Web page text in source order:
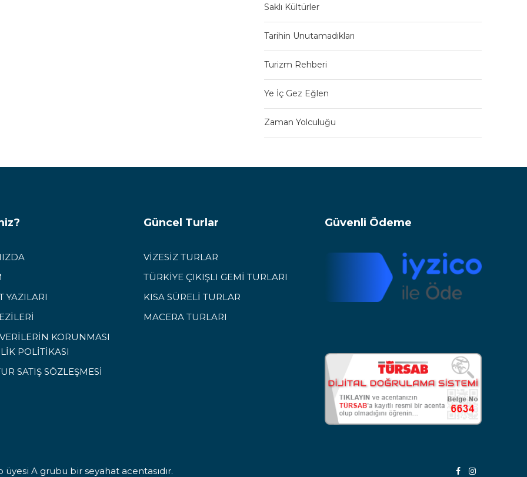
Saklı Kültürler
Tarihin Unutamadıkları
Turizm Rehberi
Ye İç Gez Eğlen
Zaman Yolculuğu
YAZILARI
KORUNMASI
POLİTİKASI
SATIŞ SÖZLEŞMESİ
Güncel Turlar
VİZESİZ TURLAR
TÜRKİYE ÇIKIŞLI GEMİ TURLARI
KISA SÜRELİ TURLAR
MACERA TURLARI
Güvenli Ödeme
üyesi A grubu bir seyahat acentasıdır.